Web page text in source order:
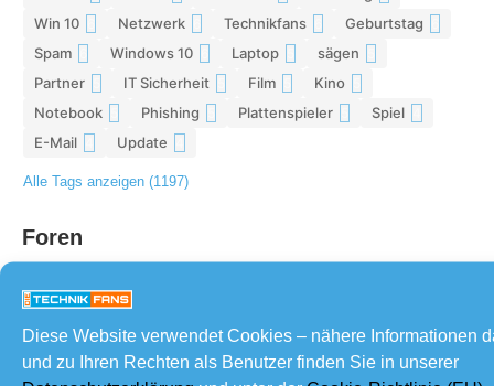
Diese Website verwendet Cookies – nähere Informationen
und zu Ihren Rechten als Benutzer finden Sie in unserer
Win 10 Netzwerk Technikfans Geburtstag
Spam Windows 10 Laptop sägen
Partner IT Sicherheit Film Kino
Notebook Phishing Plattenspieler Spiel
E-Mail Update
Alle Tags anzeigen (1197)
Foren